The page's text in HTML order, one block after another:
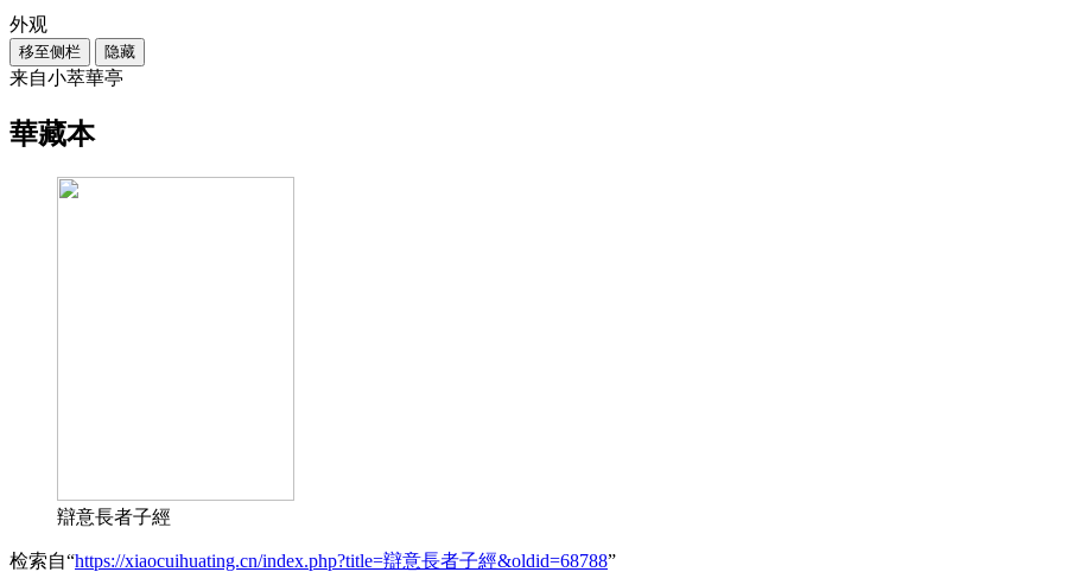
外观
移至侧栏 隐藏
来自小萃華亭
華藏本
辯意長者子經
检索自“https://xiaocuihuating.cn/index.php?title=辯意長者子經&oldid=68788”